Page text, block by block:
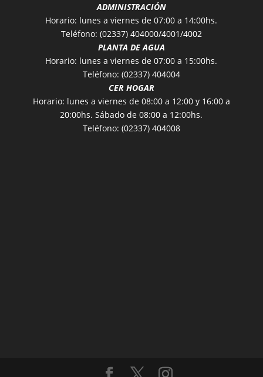
ADMINISTRACIÓN
Horario: lunes a viernes de 07:00 a 14:00hs.
Teléfono: (02337) 404000/4001/4002
PLANTA DE AGUA
Horario: lunes a viernes de 07:00 a 15:00hs.
Teléfono: (02337) 404004
CER HOGAR
Horario: lunes a viernes de 08:00 a 12:00 y 16:00 a
20:00hs. Sábado de 08:00 a 12:00hs.
Teléfono: (02337) 404008